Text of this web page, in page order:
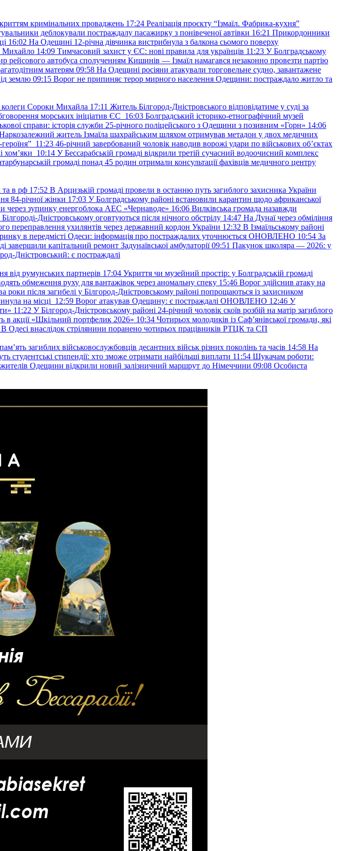
кримінальних проваджень 17:24 Реалізація проєкту “Ізмаїл. Фабрика-кухня”
деблокували постраждалу пасажирку з понівеченої автівки 16:21 Прикордонники
16:02 На Одещині 12-річна дівчинка вистрибнула з балкона сьомого поверху
Михайло 14:09 Тимчасовий захист у ЄС: нові правила для українців 11:23 У Болградському
автобуса сполученням Кишинів — Ізмаїл намагався незаконно провезти партію
матерям 09:58 На Одещині росіяни атакували торговельне судно, завантажене
землю 09:15 Ворог не припиняє терор мирного населення Одещини: постраждало житло та
колеги Сороки Михайла 17:11 Житель Білгород-Дністровського відповідатиме у суді за
морських ініціатив ЄС 16:03 Болградський історико-етнографічний музей
справи: історія служби 25-річного поліцейського з Одещини з позивним «Горн» 14:06
житель Ізмаїла шахрайським шляхом отримував метадон у двох медичних
11:23 46-річний завербований чоловік наводив ворожі удари по військових обʼєктах
хом’яки 10:14 У Бессарабській громаді відкрили третій сучасний водоочисний комплекс
громаді понад 45 родин отримали консультації фахівців медичного центру
та в рф 17:52 В Арцизькій громаді провели в останню путь загиблого захисника України
84-річної жінки 17:03 У Болградському районі встановили карантин щодо африканської
через зупинку енергоблока АЕС «Чернаводе» 16:06 Вилківська громада назавжди
Дністровському оговтуються після нічного обстрілу 14:47 На Дунаї через обміління
переправлення ухилянтів через державний кордон України 12:32 В Ізмаїльському районі
в передмісті Одеси: інформація про постраждалих уточнюється ОНОВЛЕНО 10:54 За
завершили капітальний ремонт Задунаївської амбулаторії 09:51 Пакунок школяра — 2026: у
Дністровський: є постраждалі
від румунських партнерів 17:04 Укриття чи музейний простір: у Болградській громаді
обмеження руху для вантажівок через аномальну спеку 15:46 Ворог здійснив атаку на
роки після загибелі у Білгород-Дністровському районі попрощаються із захисником
на місці 12:59 Ворог атакував Одещину: є постраждалі ОНОВЛЕНО 12:46 У
11:22 У Білгород-Дністровському районі 24-річний чоловік скоїв розбій на матір загиблого
в акції «Шкільний портфелик 2026» 10:34 Чотирьох молодиків із Саф’янівської громади, які
В Одесі внаслідок стрілянини поранено чотирьох працівників РТЦК та СП
загиблих військовослужбовців десантних військ різних поколінь та часів 14:58 На
студентські стипендії: хто зможе отримати найбільші виплати 11:54 Шукачам роботи:
Одещини відкрили новий залізничний маршрут до Німеччини 09:08 Особиста